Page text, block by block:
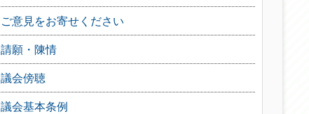
ご意見をお寄せください
請願・陳情
議会傍聴
議会基本条例